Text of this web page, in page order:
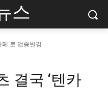
스
'로 업종변경
결국 ‘텐카